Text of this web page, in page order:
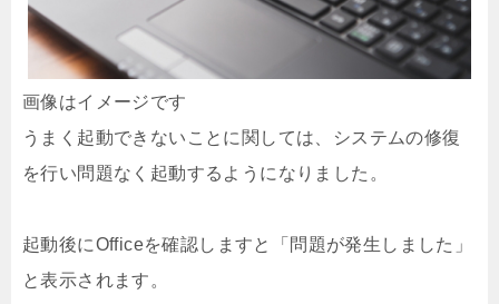
画像はイメージです
うまく起動できないことに関しては、システムの修復
を行い問題なく起動するようになりました。
起動後にOfficeを確認しますと「問題が発生しました」
と表示されます。